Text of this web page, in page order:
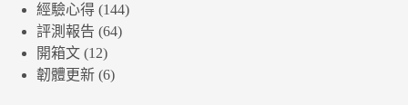
經驗心得 (144)
評測報告 (64)
開箱文 (12)
韌體更新 (6)